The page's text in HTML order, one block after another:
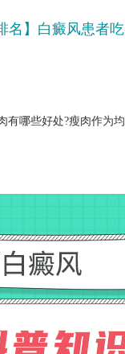
名】白癜风患者
有哪些好处?瘦肉作为